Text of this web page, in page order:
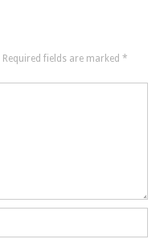
Required fields are marked *